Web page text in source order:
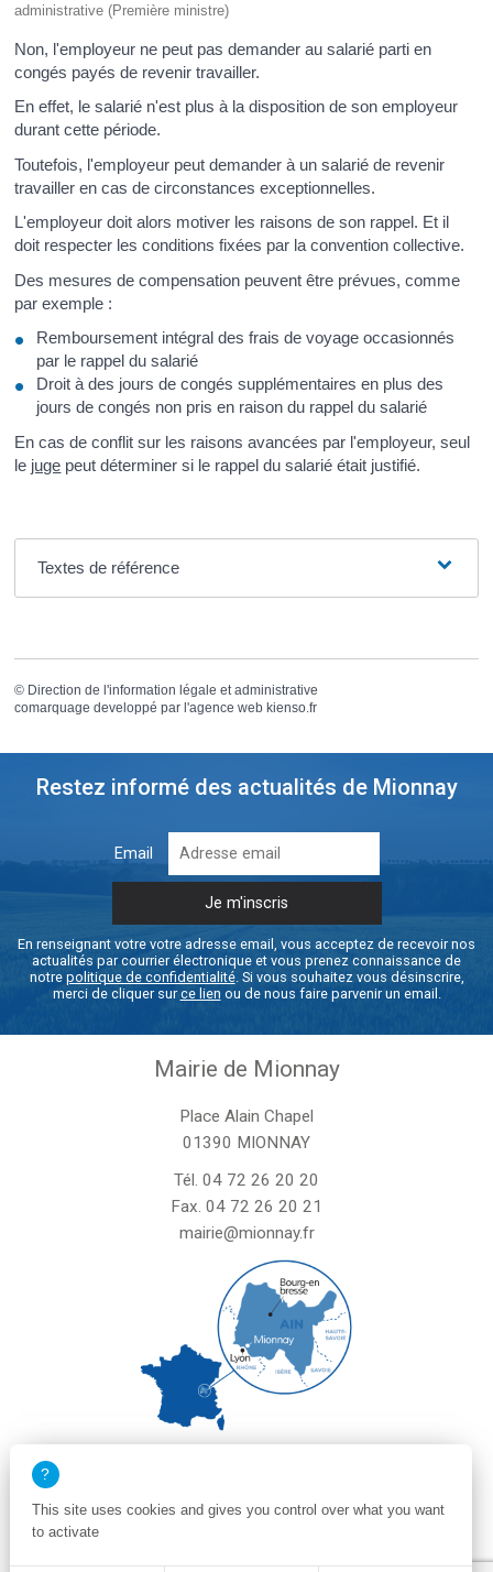
administrative (Première ministre)
Non, l'employeur ne peut pas demander au salarié parti en
congés payés de revenir travailler.
En effet, le salarié n'est plus à la disposition de son employeur
durant cette période.
Toutefois, l'employeur peut demander à un salarié de revenir
travailler en cas de circonstances exceptionnelles.
L'employeur doit alors motiver les raisons de son rappel. Et il
doit respecter les conditions fixées par la convention collective.
Des mesures de compensation peuvent être prévues, comme
par exemple :
Remboursement intégral des frais de voyage occasionnés
par le rappel du salarié
Droit à des jours de congés supplémentaires en plus des
jours de congés non pris en raison du rappel du salarié
En cas de conflit sur les raisons avancées par l'employeur, seul
le juge peut déterminer si le rappel du salarié était justifié.
Textes de référence
© Direction de l'information légale et administrative
comarquage developpé par l'agence web kienso.fr
Restez informé des actualités de Mionnay
Email
En renseignant votre votre adresse email, vous acceptez de recevoir nos
actualités par courrier électronique et vous prenez connaissance de
notre politique de confidentialité. Si vous souhaitez vous désinscrire,
merci de cliquer surce lien ou de nous faire parvenir un email.
Mairie de Mionnay
Place Alain Chapel
01390 MIONNAY
Tél. 04 72 26 20 20
Fax. 04 72 26 20 21
mairie@mionnay.fr
le vendredi de 8h30 à 12h et de 13h30 à 16h30
un samedi matin sur deux de 8h30 à 12h
This site uses cookies and gives you control over what you want
to activate